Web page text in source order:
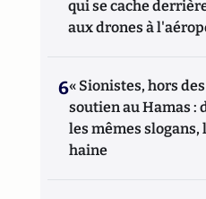
qui se cache
aux drones à
6« Sionistes, hors des
soutien au Hamas :
les mêmes slogans,
haine